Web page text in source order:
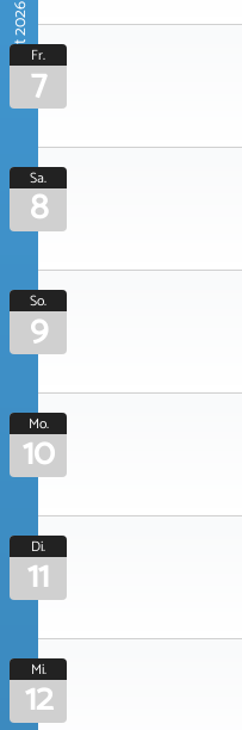
August 2026Fr.
7
Sa.
8
So.
9
Mo.
10
Di.
11
Mi.
12